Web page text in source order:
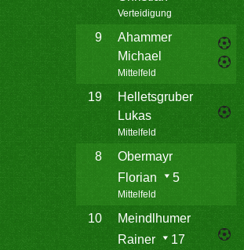
Verteidigung
9
Ahammer
Michael
Mittelfeld
19
Helletsgruber
Lukas
Mittelfeld
8
Obermayr
Florian
5
Mittelfeld
10
Meindlhumer
Rainer
17